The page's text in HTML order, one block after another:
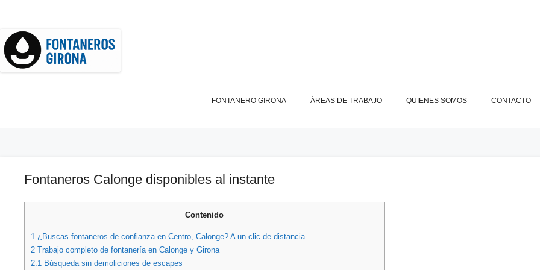
FONTANERO GIRONA ÁREAS DE TRABAJO QUIENES SOMOS CONTACTO
Fontaneros Calonge disponibles al instante
Contenido
1 ¿Buscas fontaneros de confianza en Centro, Calonge? A un clic de distancia
2 Trabajo completo de fontanería en Calonge y Girona
2.1 Búsqueda sin demoliciones de escapes